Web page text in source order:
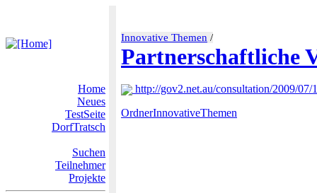
Innovative Themen /
Partnerschaftliche
Home
Neues
TestSeite
DorfTratsch
Suchen
Teilnehmer
Projekte
http://gov2.net.au/consultation/2009/07/
OrdnerInnovativeThemen